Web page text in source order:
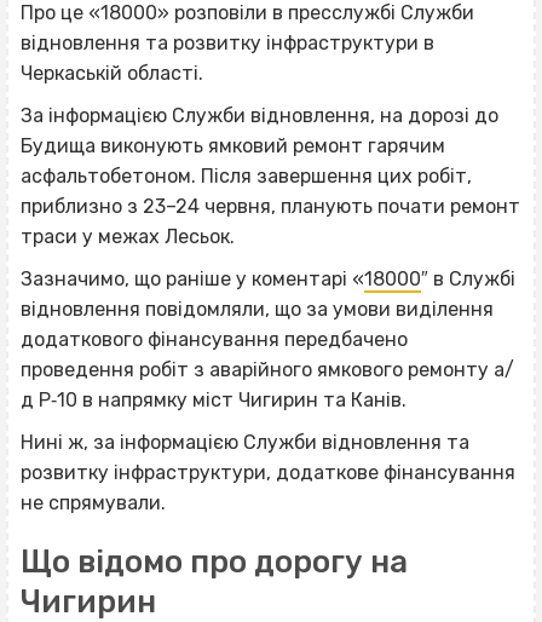
Про це «18000» розповіли в пресслужбі Служби
відновлення та розвитку інфраструктури в
Черкаській області.
За інформацією Служби відновлення, на дорозі до
Будища виконують ямковий ремонт гарячим
асфальтобетоном. Після завершення цих робіт,
приблизно з 23–24 червня, планують почати ремонт
траси у межах Лесьок.
Зазначимо, що раніше у коментарі «18000″ в Службі
відновлення повідомляли, що за умови виділення
додаткового фінансування передбачено
проведення робіт з аварійного ямкового ремонту а/
д Р‐10 в напрямку міст Чигирин та Канів.
Нині ж, за інформацією Служби відновлення та
розвитку інфраструктури, додаткове фінансування
не спрямували.
Що відомо про дорогу на
Чигирин